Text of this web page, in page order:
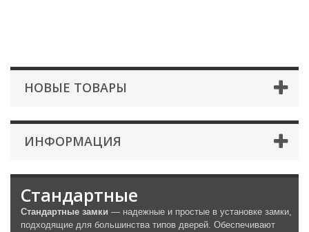
НОВЫЕ ТОВАРЫ
ИНФОРМАЦИЯ
Стандартные
Стандартные замки — надежные и простые в установке замки,
подходящие для большинства типов дверей. Обеспечивают